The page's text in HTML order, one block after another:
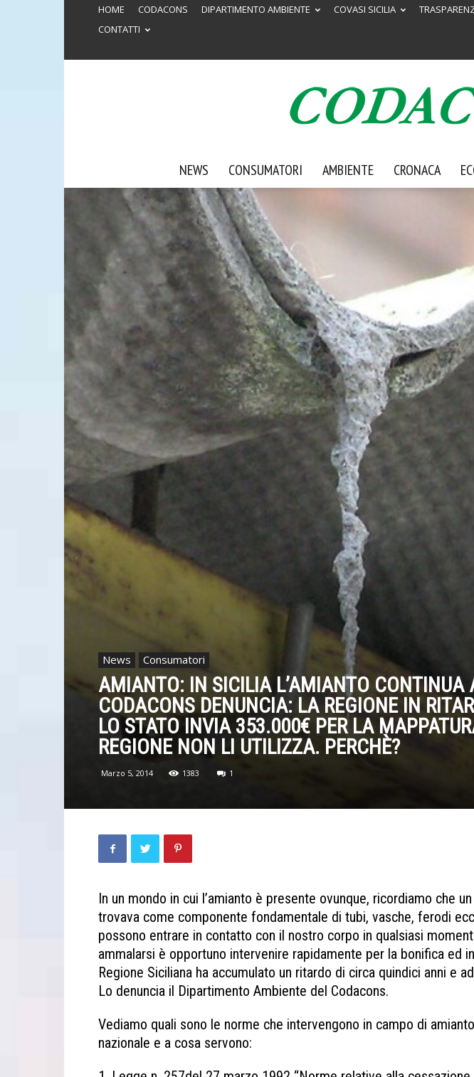
HOME CODACONS DIPARTIMENTO AMBIENTE COVASI SICILIA
CONTATTI
NEWS CONSUMATORI AMBIENTE CRONACA
News Consumatori
AMIANTO: IN SICILIA L’AMIANTO CONTINUA
CODACONS DENUNCIA: LA REGIONE IN
LO STATO INVIA 353.000€ PER LA
REGIONE NON LI UTILIZZA. PERCHÈ?
Marzo 5, 2014 1383 1
In un mondo in cui l’amianto è presente ovunque, ricordiamo che
trovava come componente fondamentale di tubi, vasche, ferodi
possono entrare in contatto con il nostro corpo in qualsiasi
ammalarsi è opportuno intervenire rapidamente per la bonifica ed
Regione Siciliana ha accumulato un ritardo di circa quindici anni e
Lo denuncia il Dipartimento Ambiente del Codacons.
Vediamo quali sono le norme che intervengono in campo di
nazionale e a cosa servono: